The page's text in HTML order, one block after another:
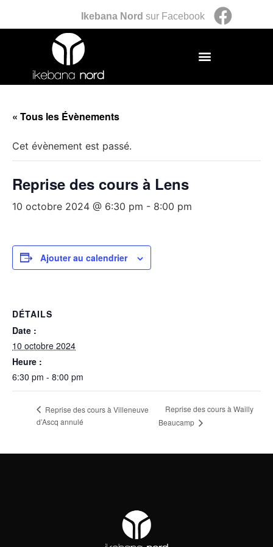
Ikebana Nord sur Facebook
« Tous les Évènements
Cet évènement est passé.
Reprise des cours à Lens
10 octobre 2024 @ 6:30 pm - 8:00 pm
Ajouter au calendrier
DÉTAILS
Date :
10 octobre 2024
Heure :
6:30 pm - 8:00 pm
Reprise des cours à Villeneuve
d’Ascq annulé
Reprise des cours à Wailly
Beaucamp